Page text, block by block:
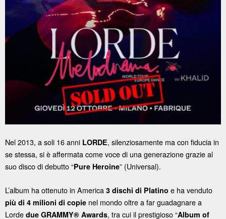
Nel 2013, a soli 16 anni LORDE, silenziosamente ma con fiducia in
se stessa, si è affermata come voce di una generazione grazie al
suo disco di debutto “Pure Heroine” (Universal).
L’album ha ottenuto in America 3 dischi di Platino e ha venduto
più di 4 milioni di copie nel mondo oltre a far guadagnare a
Lorde due GRAMMY® Awards, tra cui il prestigioso “Album of